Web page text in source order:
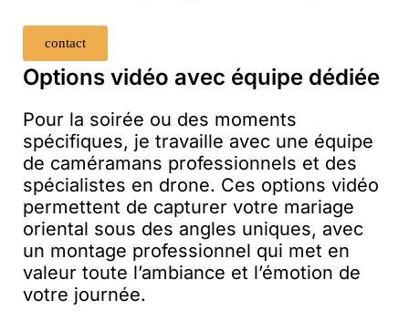
contact
Options vidéo avec équipe dédiée
Pour la soirée ou des moments
spécifiques, je travaille avec une équipe
de caméramans professionnels et des
spécialistes en drone. Ces options vidéo
permettent de capturer votre mariage
oriental sous des angles uniques, avec
un montage professionnel qui met en
valeur toute l’ambiance et l’émotion de
votre journée.